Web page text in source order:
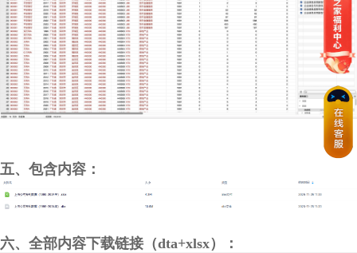
五、包含内容：
六、全部内容下载链接（dta+xlsx）：